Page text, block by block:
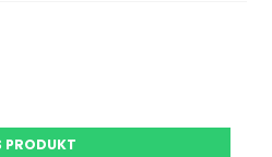
PRODUKT